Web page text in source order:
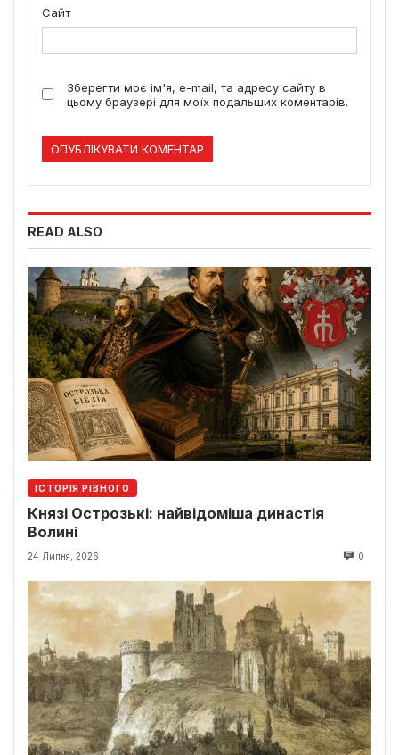
Сайт
Зберегти моє ім'я, e-mail, та адресу сайту в
цьому браузері для моїх подальших коментарів.
READ ALSO
ІСТОРІЯ РІВНОГО
Князі Острозькі: найвідоміша династія
Волині
24 Липня, 2026 0